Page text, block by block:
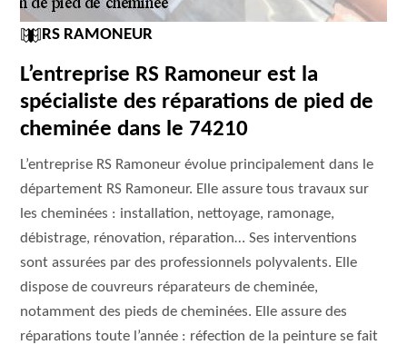
RS RAMONEUR
L’entreprise RS Ramoneur est la
spécialiste des réparations de pied de
cheminée dans le 74210
L’entreprise RS Ramoneur évolue principalement dans le
département RS Ramoneur. Elle assure tous travaux sur
les cheminées : installation, nettoyage, ramonage,
débistrage, rénovation, réparation… Ses interventions
sont assurées par des professionnels polyvalents. Elle
dispose de couvreurs réparateurs de cheminée,
notamment des pieds de cheminées. Elle assure des
réparations toute l’année : réfection de la peinture se fait